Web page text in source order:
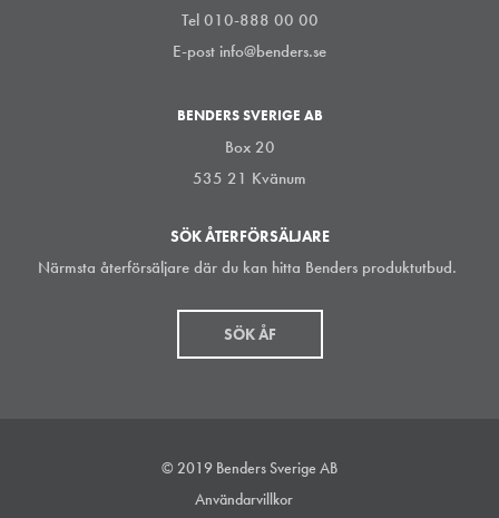
Tel 010-888 00 00
E-post info@benders.se
BENDERS SVERIGE AB
Box 20
535 21 Kvänum
SÖK ÅTERFÖRSÄLJARE
Närmsta återförsäljare där du kan hitta Benders produktutbud.
SÖK ÅF
© 2019 Benders Sverige AB
Användarvillkor